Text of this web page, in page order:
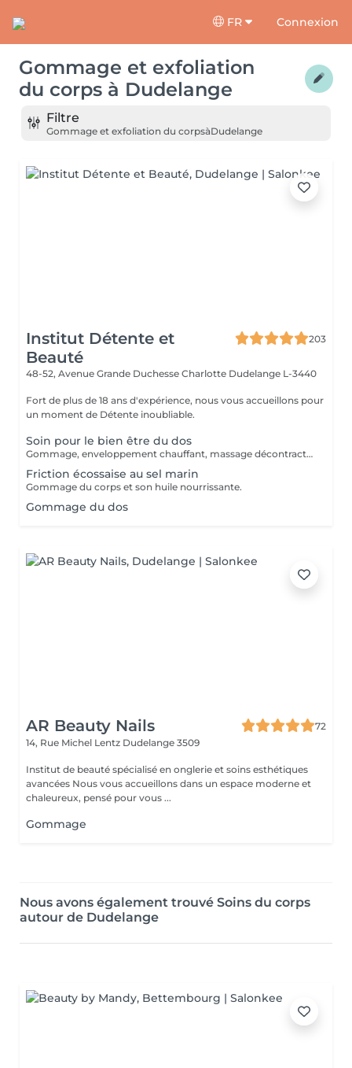
FR Connexion
Gommage et exfoliation
du corps à Dudelange
Filtre
Gommage et exfoliation du corpsàDudelange
Institut Détente et
Beauté
203
48-52, Avenue Grande Duchesse Charlotte Dudelange L-3440
Fort de plus de 18 ans d'expérience, nous vous accueillons pour
un moment de Détente inoubliable.
Soin pour le bien être du dos
Gommage, enveloppement chauffant, massage décontractant.
Friction écossaise au sel marin
Gommage du corps et son huile nourrissante.
Gommage du dos
AR Beauty Nails
72
14, Rue Michel Lentz Dudelange 3509
Institut de beauté spécialisé en onglerie et soins esthétiques
avancées Nous vous accueillons dans un espace moderne et
chaleureux, pensé pour vous ...
Gommage
Nous avons également trouvé Soins du corps
autour de Dudelange